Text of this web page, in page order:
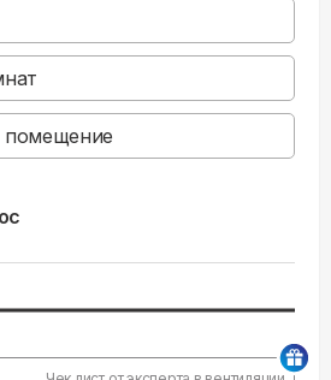
Чек лист от эксперта в вентиляции
кондиционера”